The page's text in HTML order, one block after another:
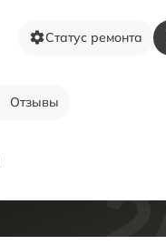
Статус ремонта
Отзывы